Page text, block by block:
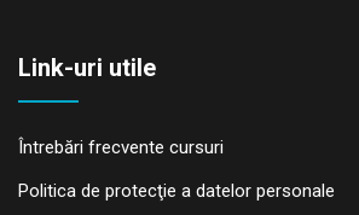
Link-uri utile
Întrebări frecvente cursuri
Politica de protecţie a datelor personale